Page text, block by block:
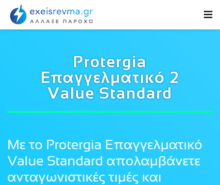
Protergia
Επαγγελματικό 2
Value Standard
Με το Protergia Επαγγελματικό
Value Standard απολαμβάνετε
ανταγωνιστικές τιμές και